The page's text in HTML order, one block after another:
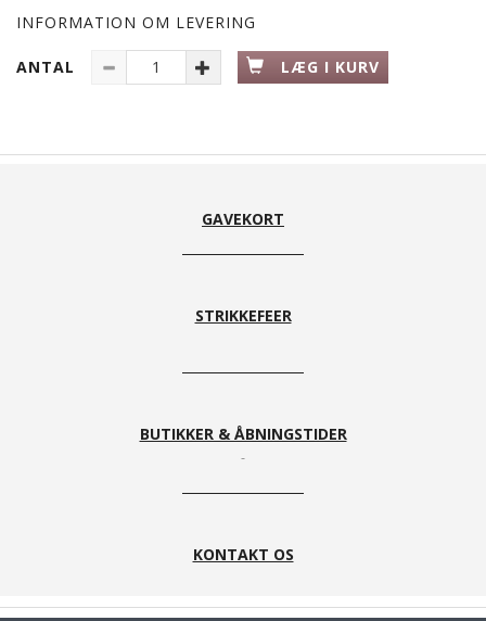
INFORMATION OM LEVERING
ANTAL LÆG I KURV
GAVEKORT
STRIKKEFEER
BUTIKKER & ÅBNINGSTIDER
KONTAKT OS